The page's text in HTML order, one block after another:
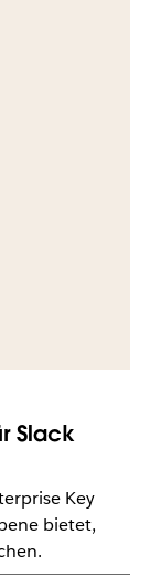
Slack
Key
bietet,